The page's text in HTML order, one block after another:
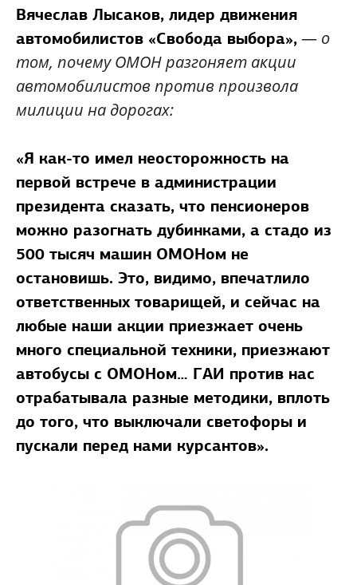
Вячеслав Лысаков, лидер движения
автомобилистов «Свобода выбора»,— о
том, почему ОМОН разгоняет акции
автомобилистов против произвола
милиции на дорогах:
«Я как-то имел неосторожность на
первой встрече в администрации
президента сказать, что пенсионеров
можно разогнать дубинками, а стадо из
500 тысяч машин ОМОНом не
остановишь. Это, видимо, впечатлило
ответственных товарищей, и сейчас на
любые наши акции приезжает очень
много специальной техники, приезжают
автобусы с ОМОНом… ГАИ против нас
отрабатывала разные методики, вплоть
до того, что выключали светофоры и
пускали перед нами курсантов».